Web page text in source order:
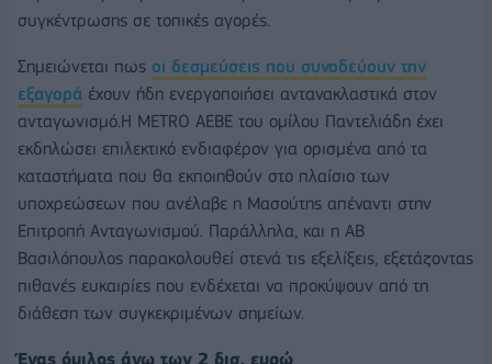
συγκέντρωσης σε τοπικές αγορές.
Σημειώνεται πως οι δεσμεύσεις που συνοδεύουν την
εξαγορά έχουν ήδη ενεργοποιήσει αντανακλαστικά στον
ανταγωνισμό.Η METRO ΑΕΒΕ του ομίλου Παντελιάδη έχει
εκδηλώσει επιλεκτικό ενδιαφέρον για ορισμένα από τα
καταστήματα που θα εκποιηθούν στο πλαίσιο των
υποχρεώσεων που ανέλαβε η Μασούτης απέναντι στην
Επιτροπή Ανταγωνισμού. Παράλληλα, και η ΑΒ
Βασιλόπουλος παρακολουθεί στενά τις εξελίξεις, εξετάζοντας
πιθανές ευκαιρίες που ενδέχεται να προκύψουν από τη
διάθεση των συγκεκριμένων σημείων.
Ένας όμιλος άνω των 2 δισ. ευρώ